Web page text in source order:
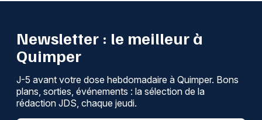
Newsletter : le meilleur à
Quimper
J-5 avant votre dose hebdomadaire à Quimper. Bons
plans, sorties, événements : la sélection de la
rédaction JDS, chaque jeudi.